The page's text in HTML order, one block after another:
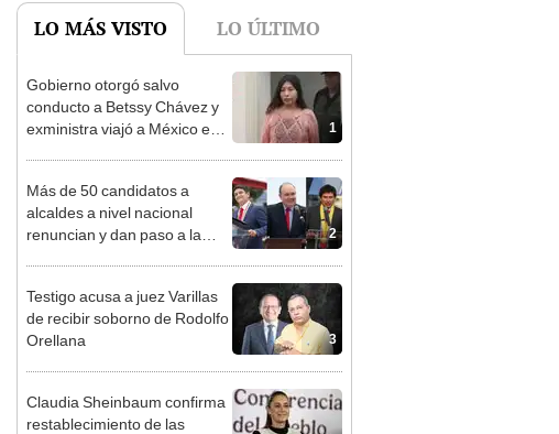
LO MÁS VISTO LO ÚLTIMO
1
Gobierno otorgó salvo
conducto a Betssy Chávez y
exministra viajó a México en
2
Más de 50 candidatos a
alcaldes a nivel nacional
renuncian y dan paso a la
3
Testigo acusa a juez Varillas
de recibir soborno de Rodolfo
Orellana
Claudia Sheinbaum confirma
restablecimiento de las